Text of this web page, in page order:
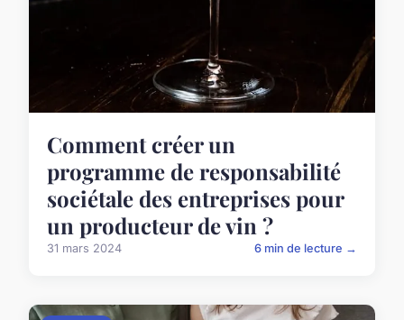
Comment créer un
programme de responsabilité
sociétale des entreprises pour
un producteur de vin ?
31 mars 2024 6 min de lecture →